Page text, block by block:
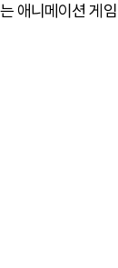
애니메이션 게임